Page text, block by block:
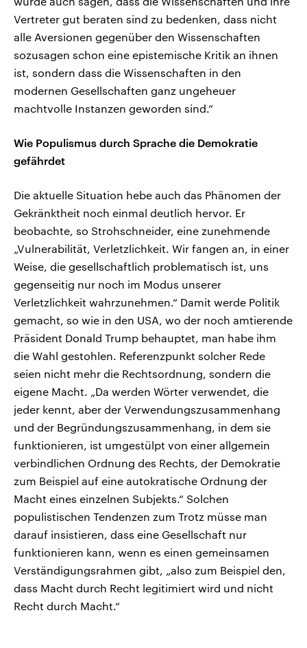
Vertreter gut beraten sind zu bedenken, dass nicht
alle Aversionen gegenüber den Wissenschaften
sozusagen schon eine epistemische Kritik an ihnen
ist, sondern dass die Wissenschaften in den
modernen Gesellschaften ganz ungeheuer
machtvolle Instanzen geworden sind.“
Wie Populismus durch Sprache die Demokratie
gefährdet
Die aktuelle Situation hebe auch das Phänomen der
Gekränktheit noch einmal deutlich hervor. Er
beobachte, so Strohschneider, eine zunehmende
„Vulnerabilität, Verletzlichkeit. Wir fangen an, in einer
Weise, die gesellschaftlich problematisch ist, uns
gegenseitig nur noch im Modus unserer
Verletzlichkeit wahrzunehmen.“ Damit werde Politik
gemacht, so wie in den USA, wo der noch amtierende
Präsident Donald Trump behauptet, man habe ihm
die Wahl gestohlen. Referenzpunkt solcher Rede
seien nicht mehr die Rechtsordnung, sondern die
eigene Macht. „Da werden Wörter verwendet, die
jeder kennt, aber der Verwendungszusammenhang
und der Begründungszusammenhang, in dem sie
funktionieren, ist umgestülpt von einer allgemein
verbindlichen Ordnung des Rechts, der Demokratie
zum Beispiel auf eine autokratische Ordnung der
Macht eines einzelnen Subjekts.“ Solchen
populistischen Tendenzen zum Trotz müsse man
darauf insistieren, dass eine Gesellschaft nur
funktionieren kann, wenn es einen gemeinsamen
Verständigungsrahmen gibt, „also zum Beispiel den,
dass Macht durch Recht legitimiert wird und nicht
Recht durch Macht.“